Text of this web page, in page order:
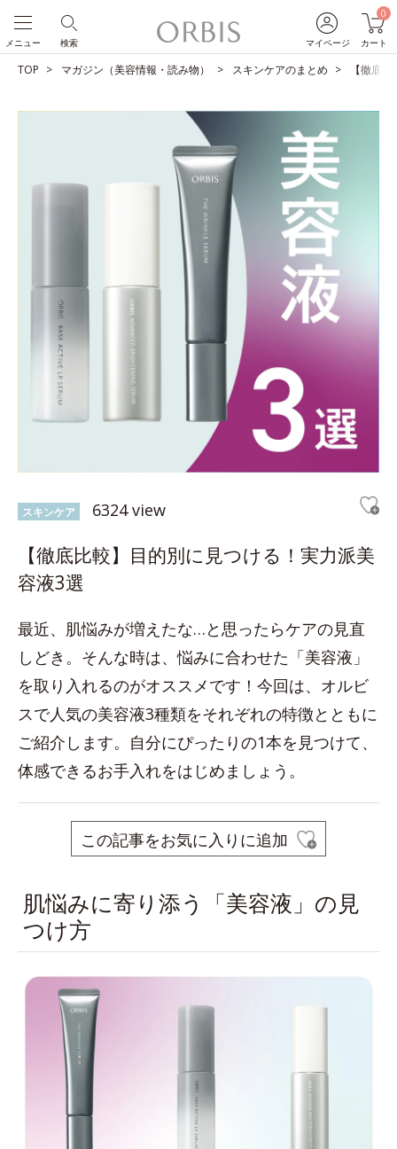
マイページ
0
カート
検索
メニュー
TOP マガジン（美容情報・読み物） スキンケアのまとめ 【徹底
スキンケア 6324 view
【徹底比較】目的別に見つける！実力派美
容液3選
最近、肌悩みが増えたな…と思ったらケアの見直
しどき。そんな時は、悩みに合わせた「美容液」
を取り入れるのがオススメです！今回は、オルビ
スで人気の美容液3種類をそれぞれの特徴とともに
ご紹介します。自分にぴったりの1本を見つけて、
体感できるお手入れをはじめましょう。
この記事をお気に入りに追加
肌悩みに寄り添う「美容液」の見
つけ方